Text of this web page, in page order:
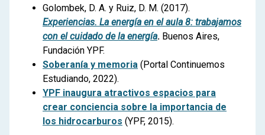
Golombek, D. A. y Ruiz, D. M. (2017).
Experiencias. La energía en el aula 8: trabajamos
con el cuidado de la energía. Buenos Aires,
Fundación YPF.
Soberanía y memoria (Portal Continuemos
Estudiando, 2022).
YPF inaugura atractivos espacios para
crear conciencia sobre la importancia de
los hidrocarburos (YPF, 2015).